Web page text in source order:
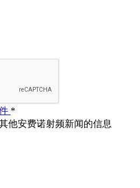
*
他安费诺射频新闻的信息